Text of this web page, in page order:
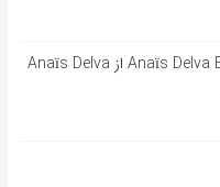
آهنگ فرانسوی Anaïs Delva Et je danse از Anaïs Delva